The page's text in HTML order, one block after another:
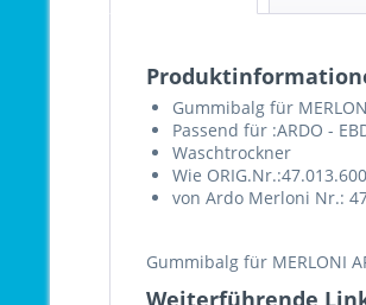
Gummibalg für
Passend für :ARDO -
Waschtrockner
Wie ORIG.Nr.:47.013.600
von Ardo Merloni Nr.:
Gummibalg für MERLONI
Weiterführende